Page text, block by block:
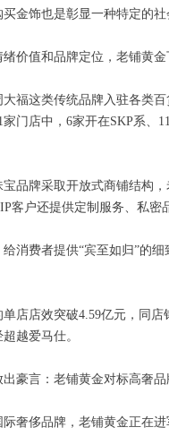
金饰也是彰显一种特定的
价值和品牌定位，老铺黄
福这类传统品牌入驻各类
门店中，6家开在SKP系
品牌采取开放式商铺结构
客户还提供定制服务、私
消费者提供“宾至如归”的
店店效突破4.59亿元，同
越爱马仕。
豪言：老铺黄金对标高奢
际奢侈品牌，老铺黄金正在